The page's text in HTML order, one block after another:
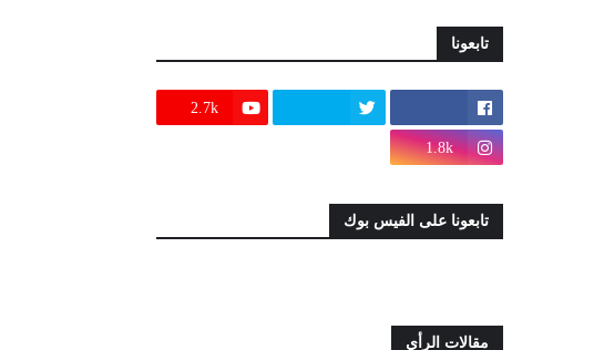
تابعونا
2.7k
1.8k
تابعونا على الفيس بوك
مقالات الرأي